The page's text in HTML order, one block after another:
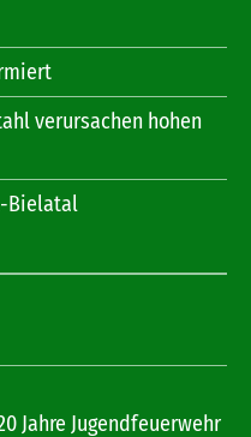
verursachen hohen
Bielatal
Jahre Jugendfeuerwehr